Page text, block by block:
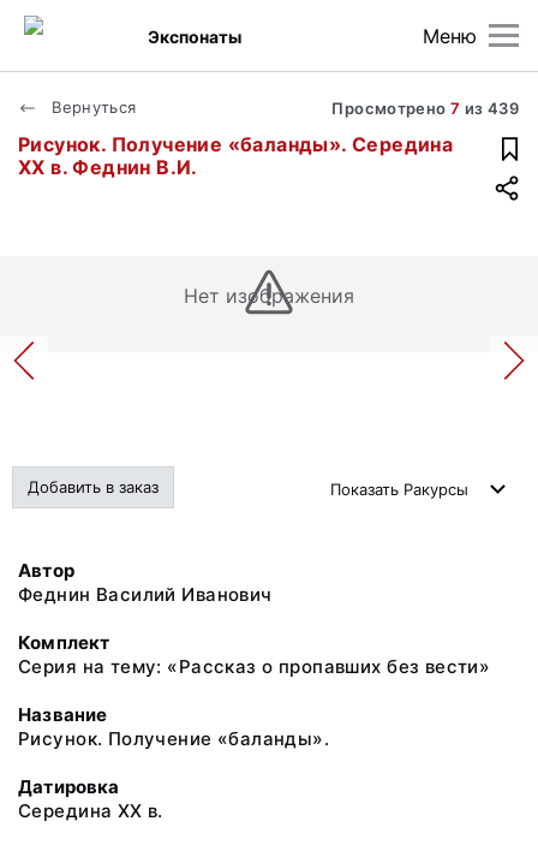
Меню
Экспонаты
Вернуться Просмотрено 7 из 439
Рисунок. Получение «баланды». Середина
ХХ в. Феднин В.И.
Нет изображения
Добавить в заказ Показать Ракурсы
Автор
Феднин Василий Иванович
Комплект
Серия на тему: «Рассказ о пропавших без вести»
Название
Рисунок. Получение «баланды».
Датировка
Середина ХХ в.